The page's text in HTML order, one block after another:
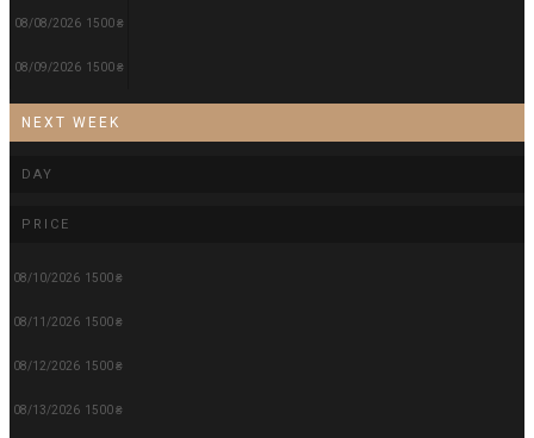
08/08/2026 1500 ₴
08/09/2026 1500 ₴
NEXT WEEK
DAY
PRICE
08/10/2026 1500 ₴
08/11/2026 1500 ₴
08/12/2026 1500 ₴
08/13/2026 1500 ₴